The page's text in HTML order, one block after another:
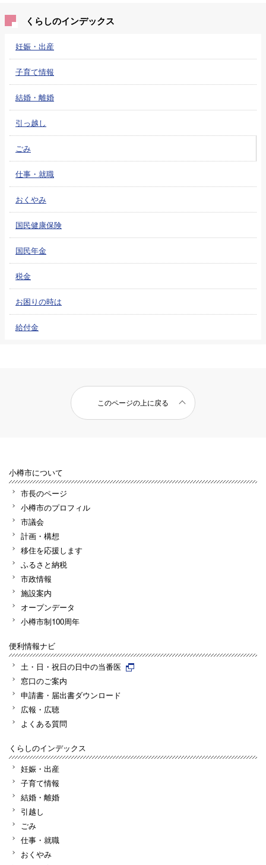
くらしのインデックス
妊娠・出産
子育て情報
結婚・離婚
引っ越し
ごみ
仕事・就職
おくやみ
国民健康保険
国民年金
税金
お困りの時は
給付金
このページの上に戻る
小樽市について
市長のページ
小樽市のプロフィル
市議会
計画・構想
移住を応援します
ふるさと納税
市政情報
施設案内
オープンデータ
小樽市制100周年
便利情報ナビ
土・日・祝日の日中の当番医
窓口のご案内
申請書・届出書ダウンロード
広報・広聴
よくある質問
くらしのインデックス
妊娠・出産
子育て情報
結婚・離婚
引越し
ごみ
仕事・就職
おくやみ